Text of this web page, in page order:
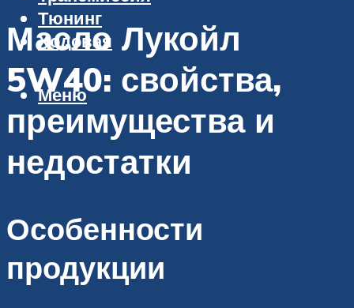
Тюнинг
Ходовая
Меню
Масло Лукойл
5W40: свойства,
преимущества и
недостатки
Особенности
продукции